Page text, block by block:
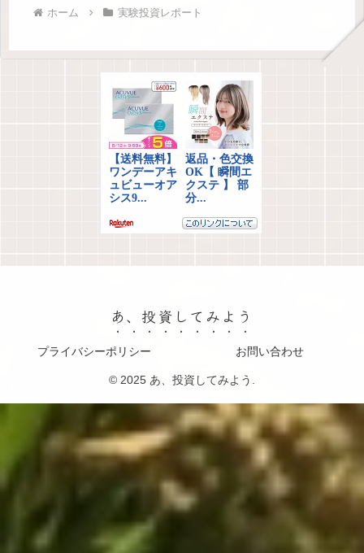
ホーム 実験投資レポート
あ、投資してみよう
プライバシーポリシー お問い合わせ
© 2025 あ、投資してみよう.